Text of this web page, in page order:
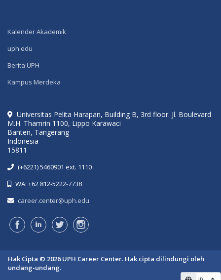
Kalender Akademik
uph.edu
Berita UPH
Kampus Merdeka
Universitas Pelita Harapan, Building B, 3rd floor. Jl. Boulevard
M.H. Thamrin 1100, Lippo Karawaci
Banten, Tangerang
Indonesia
15811
(+6221) 5460901 ext. 1110
WA: +62 812-5222-7738
career.center@uph.edu
Hak Cipta © 2026 UPH Career Center. Hak cipta dilindungi oleh
undang-undang.